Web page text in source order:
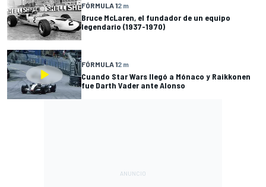
FÓRMULA 12 m
Bruce McLaren, el fundador de un equipo
legendario (1937-1970)
FÓRMULA 12 m
Cuando Star Wars llegó a Mónaco y Raikkonen
fue Darth Vader ante Alonso